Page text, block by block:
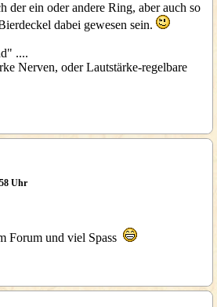
der ein oder andere Ring, aber auch so
dabei gewesen sein.
....
Nerven, oder Lautstärke-regelbare
Uhr
Forum und viel Spass